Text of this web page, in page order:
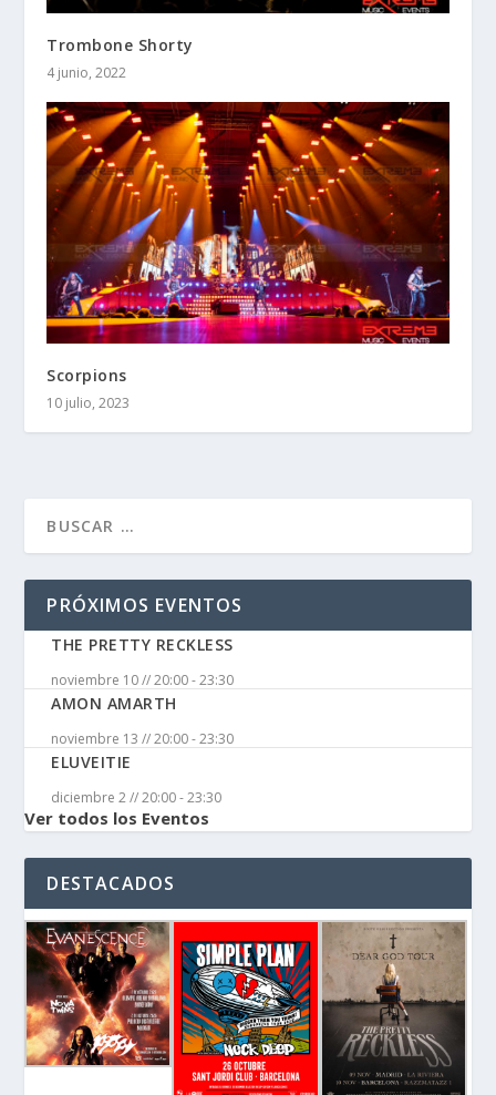
Trombone Shorty
4 junio, 2022
Scorpions
10 julio, 2023
PRÓXIMOS EVENTOS
THE PRETTY RECKLESS
noviembre 10 // 20:00-23:30
AMON AMARTH
noviembre 13 // 20:00-23:30
ELUVEITIE
diciembre 2 // 20:00-23:30
Ver todos los Eventos
DESTACADOS